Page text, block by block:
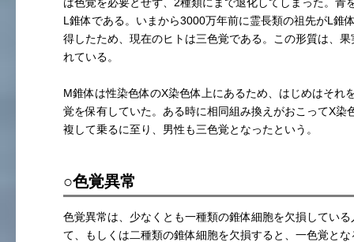
L錐体である。いまから3000万年前に霊長類の祖先がL錐
得したため、現在のヒトは三色覚である。この形質は、
れている。
M錐体は性染色体のX染色体上にあるため、はじめはそれ
覚を保有していた。ある時に相同組み換えがおこってX染
複して乗るに至り、男性も三色覚となったという。
○色覚異常
色覚異常は、少なくとも一種類の錐体細胞を欠損してい
て、もしくは二種類の錐体細胞を欠損すると、一色覚と